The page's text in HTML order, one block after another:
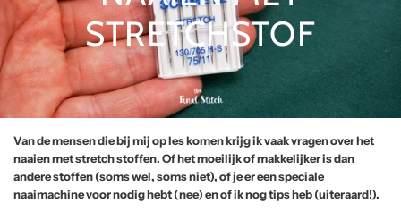
STRETCHSTOF
Van de mensen die bij mij op les komen krijg ik vaak vragen over het
naaien met stretch stoffen. Of het moeilijk of makkelijker is dan
andere stoffen (soms wel, soms niet), of je er een speciale
naaimachine voor nodig hebt (nee) en of ik nog tips heb (uiteraard!).